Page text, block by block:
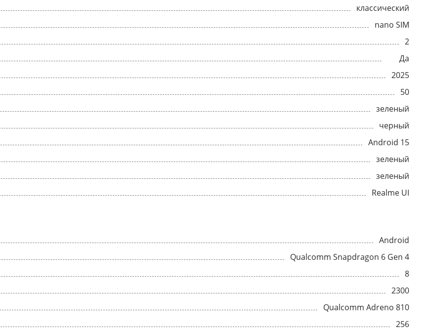
классический
nano SIM
2
Да
2025
50
зеленый
черный
Android 15
зеленый
зеленый
Realme UI
Android
Qualcomm Snapdragon 6 Gen 4
8
2300
Qualcomm Adreno 810
256